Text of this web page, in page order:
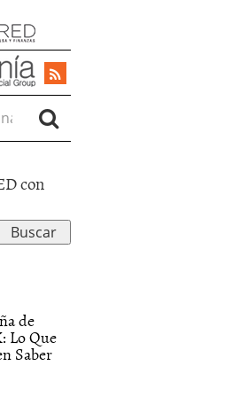
con
de
Lo Que
Saber